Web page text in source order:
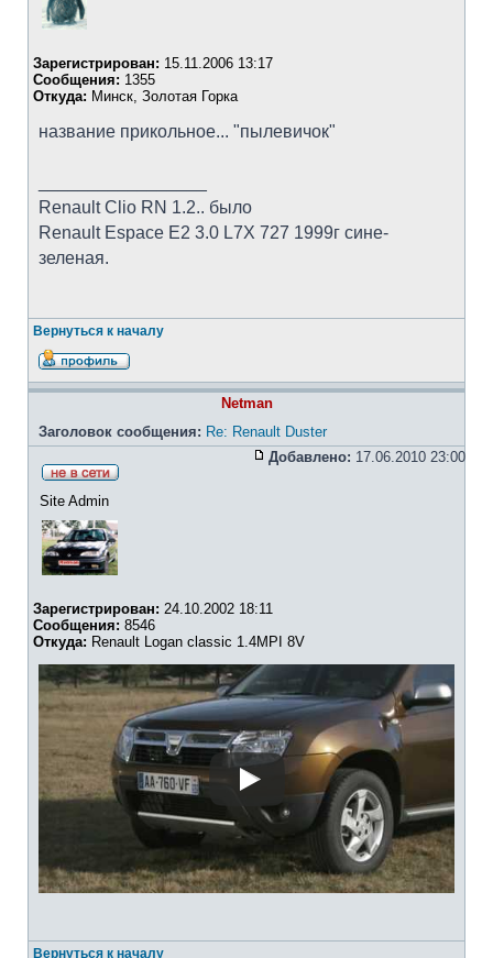
Зарегистрирован: 15.11.2006 13:17
Сообщения: 1355
Откуда: Минск, Золотая Горка
название прикольное... "пылевичок"
Renault Clio RN 1.2.. было
Renault Espace E2 3.0 L7X 727 1999г сине-
зеленая.
Вернуться к началу
Netman
Заголовок сообщения: Re: Renault Duster
Добавлено: 17.06.2010 23:00
Site Admin
Зарегистрирован: 24.10.2002 18:11
Сообщения: 8546
Откуда: Renault Logan classic 1.4MPI 8V
Вернуться к началу